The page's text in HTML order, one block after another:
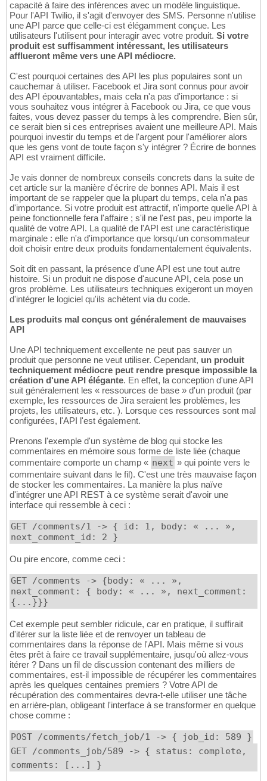
capacité à faire des inférences avec un modèle linguistique.
Pour l'API Twilio, il s'agit d'envoyer des SMS. Personne n'utilise
une API parce que celle-ci est élégamment conçue. Les
utilisateurs l'utilisent pour interagir avec votre produit. Si votre
produit est suffisamment intéressant, les utilisateurs
afflueront même vers une API médiocre.
C'est pourquoi certaines des API les plus populaires sont un
cauchemar à utiliser. Facebook et Jira sont connus pour avoir
des API épouvantables, mais cela n'a pas d'importance : si
vous souhaitez vous intégrer à Facebook ou Jira, ce que vous
faites, vous devez passer du temps à les comprendre. Bien sûr,
ce serait bien si ces entreprises avaient une meilleure API. Mais
pourquoi investir du temps et de l'argent pour l'améliorer alors
que les gens vont de toute façon s'y intégrer ? Écrire de bonnes
API est vraiment difficile.
Je vais donner de nombreux conseils concrets dans la suite de
cet article sur la manière d'écrire de bonnes API. Mais il est
important de se rappeler que la plupart du temps, cela n'a pas
d'importance. Si votre produit est attractif, n'importe quelle API à
peine fonctionnelle fera l'affaire ; s'il ne l'est pas, peu importe la
qualité de votre API. La qualité de l'API est une caractéristique
marginale : elle n'a d'importance que lorsqu'un consommateur
doit choisir entre deux produits fondamentalement équivalents.
Soit dit en passant, la présence d'une API est une tout autre
histoire. Si un produit ne dispose d'aucune API, cela pose un
gros problème. Les utilisateurs techniques exigeront un moyen
d'intégrer le logiciel qu'ils achètent via du code.
Les produits mal conçus ont généralement de mauvaises
API
Une API techniquement excellente ne peut pas sauver un
produit que personne ne veut utiliser. Cependant, un produit
techniquement médiocre peut rendre presque impossible la
création d'une API élégante. En effet, la conception d'une API
suit généralement les « ressources de base » d'un produit (par
exemple, les ressources de Jira seraient les problèmes, les
projets, les utilisateurs, etc. ). Lorsque ces ressources sont mal
configurées, l'API l'est également.
Prenons l'exemple d'un système de blog qui stocke les
commentaires en mémoire sous forme de liste liée (chaque
commentaire comporte un champ « next » qui pointe vers le
commentaire suivant dans le fil). C'est une très mauvaise façon
de stocker les commentaires. La manière la plus naïve
d'intégrer une API REST à ce système serait d'avoir une
interface qui ressemble à ceci :
GET /comments/1 -> { id: 1, body: « ... »,
next_comment_id: 2 }
Ou pire encore, comme ceci :
GET /comments -> {body: « ... »,
next_comment: { body: « ... », next_comment:
{...}}}
Cet exemple peut sembler ridicule, car en pratique, il suffirait
d'itérer sur la liste liée et de renvoyer un tableau de
commentaires dans la réponse de l'API. Mais même si vous
êtes prêt à faire ce travail supplémentaire, jusqu'où allez-vous
itérer ? Dans un fil de discussion contenant des milliers de
commentaires, est-il impossible de récupérer les commentaires
après les quelques centaines premiers ? Votre API de
récupération des commentaires devra-t-elle utiliser une tâche
en arrière-plan, obligeant l'interface à se transformer en quelque
chose comme :
POST /comments/fetch_job/1 -> { job_id: 589 }
GET /comments_job/589 -> { status: complete,
comments: [...] }